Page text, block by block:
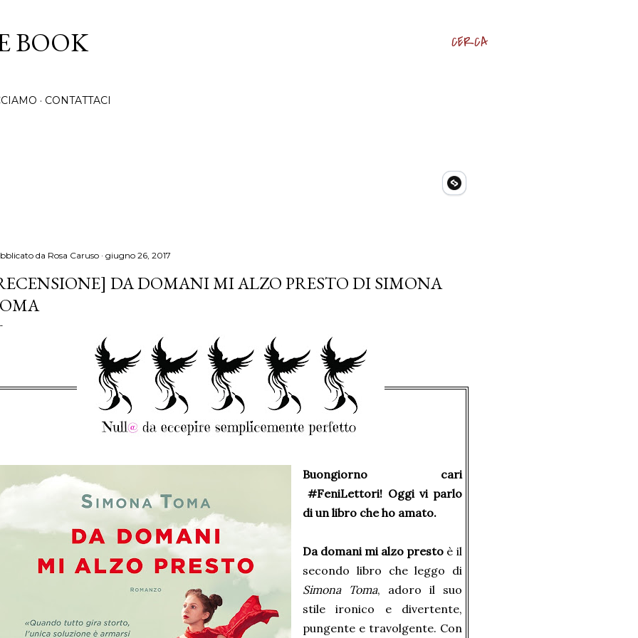
CERCA
BOOK
CONTATTACI
da Rosa Caruso giugno 26, 2017
DA DOMANI MI ALZO PRESTO DI SIMONA
Buongiorno cari
#FeniLettori! Oggi vi parlo
di un libro che ho amato.
Da domani mi alzo presto è il
secondo libro che leggo di
Simona Toma, adoro il suo
stile ironico e divertente,
pungente e travolgente. Con